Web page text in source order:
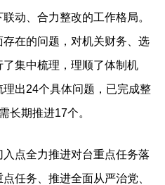
动、合力整改的工作格局。
在的问题，对机关财务、选
集中梳理，理顺了体制机
出24个具体问题，已完成整
长期推进17个。
点全力推进对台重点任务落
任务、推进全面从严治党、